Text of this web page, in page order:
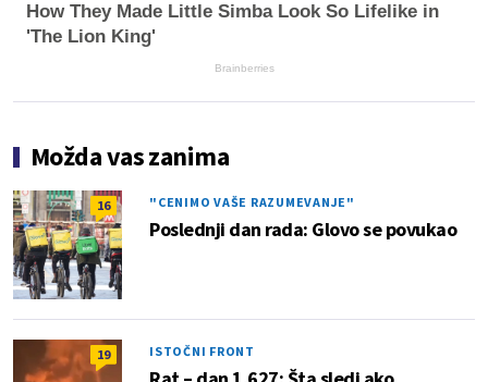
How They Made Little Simba Look So Lifelike in
'The Lion King'
Brainberries
Možda vas zanima
16 "CENIMO VAŠE RAZUMEVANJE"
Poslednji dan rada: Glovo se povukao
19 ISTOČNI FRONT